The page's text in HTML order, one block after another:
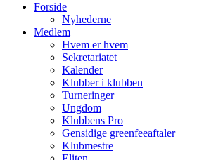
Forside
Nyhederne
Medlem
Hvem er hvem
Sekretariatet
Kalender
Klubber i klubben
Turneringer
Ungdom
Klubbens Pro
Gensidige greenfeeaftaler
Klubmestre